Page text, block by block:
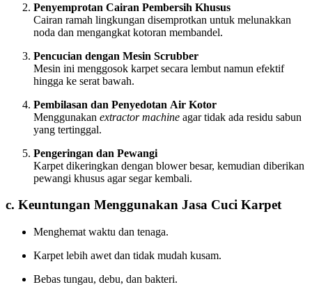
Penyemprotan Cairan Pembersih Khusus
Cairan ramah lingkungan disemprotkan untuk melunakkan
noda dan mengangkat kotoran membandel.
Pencucian dengan Mesin Scrubber
Mesin ini menggosok karpet secara lembut namun efektif
hingga ke serat bawah.
Pembilasan dan Penyedotan Air Kotor
Menggunakan extractor machine agar tidak ada residu sabun
yang tertinggal.
Pengeringan dan Pewangi
Karpet dikeringkan dengan blower besar, kemudian diberikan
pewangi khusus agar segar kembali.
c. Keuntungan Menggunakan Jasa Cuci Karpet
Menghemat waktu dan tenaga.
Karpet lebih awet dan tidak mudah kusam.
Bebas tungau, debu, dan bakteri.